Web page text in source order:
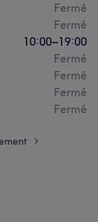
Fermé
Fermé
10:00–19:00
Fermé
Fermé
Fermé
Fermé
>